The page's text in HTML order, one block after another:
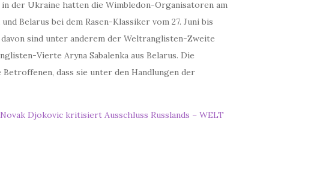
der Ukraine hatten die Wimbledon-Organisatoren am
Belarus bei dem Rasen-Klassiker vom 27. Juni bis
sind unter anderem der Weltranglisten-Zweite
Vierte Aryna Sabalenka aus Belarus. Die
dass sie unter den Handlungen der
Djokovic kritisiert Ausschluss Russlands – WELT